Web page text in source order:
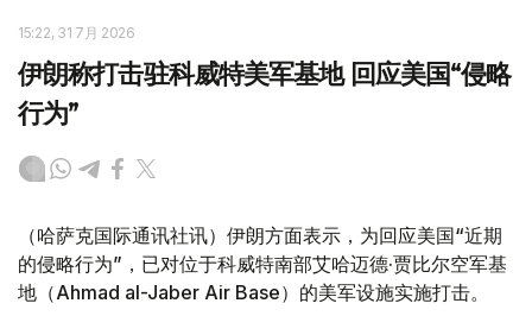
15:22, 31 7月 2026
伊朗称打击驻科威特美军基地 回应美国“侵略
行为”
（哈萨克国际通讯社讯）伊朗方面表示，为回应美国“近期
的侵略行为”，已对位于科威特南部艾哈迈德·贾比尔空军基
地（Ahmad al-Jaber Air Base）的美军设施实施打击。